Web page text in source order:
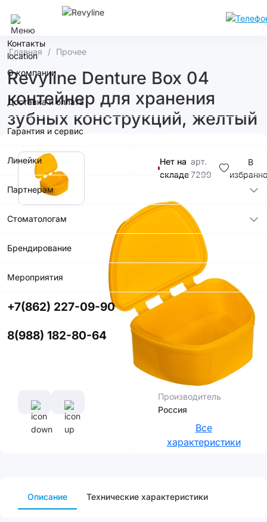
Контакты
О компании
Доставка и оплата
Гарантия и сервис
Линейки
Партнерам
Стоматологам
Брендирование
Мероприятия
+7(862) 227-09-90
8(988) 182-80-64
Главная Прочее
Revyline Denture Box 04
контейнер для хранения
зубных конструкций, желтый
Нет на
складе
арт.
7299
В
200р.
Купить в
приложении
со скидкой
Цвет
Характеристики
Производитель
Россия
Все
характеристики
Описание Технические характеристики